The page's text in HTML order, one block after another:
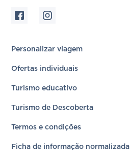
Personalizar viagem
Ofertas individuais
Turismo educativo
Turismo de Descoberta
Termos e condições
Ficha de informação normalizada